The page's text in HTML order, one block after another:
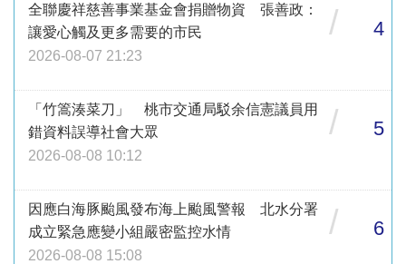
全聯慶祥慈善事業基金會捐贈物資 張善政：
讓愛心觸及更多需要的市民
2026-08-07 21:23
/ 4
「竹篙湊菜刀」 桃市交通局駁余信憲議員用
錯資料誤導社會大眾
2026-08-08 10:12
/ 5
因應白海豚颱風發布海上颱風警報 北水分署
成立緊急應變小組嚴密監控水情
2026-08-08 15:08
/ 6